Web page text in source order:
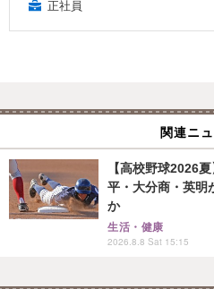
正社員
関連ニ
【高校野球2026
平・大分商・英明
か
生活・健康
2026.8.8 Sat 15:15